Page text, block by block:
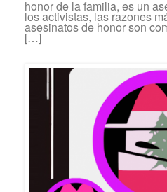
honor de la familia, es un
los activistas, las razones
asesinatos de honor son
[…]